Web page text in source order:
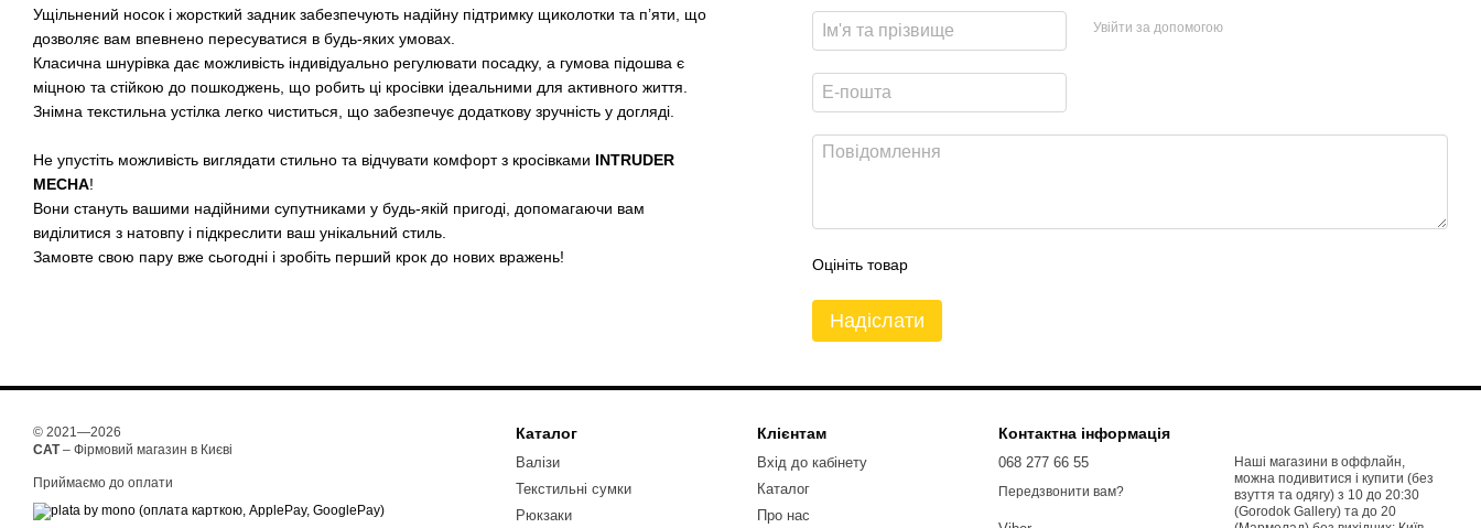
Ущільнений носок і жорсткий задник забезпечують надійну підтримку щиколотки та п’яти, що
дозволяє вам впевнено пересуватися в будь-яких умовах.
Класична шнурівка дає можливість індивідуально регулювати посадку, а гумова підошва є
міцною та стійкою до пошкоджень, що робить ці кросівки ідеальними для активного життя.
Знімна текстильна устілка легко чиститься, що забезпечує додаткову зручність у догляді.
Не упустіть можливість виглядати стильно та відчувати комфорт з кросівками INTRUDER
MECHA!
Вони стануть вашими надійними супутниками у будь-якій пригоді, допомагаючи вам
виділитися з натовпу і підкреслити ваш унікальний стиль.
Замовте свою пару вже сьогодні і зробіть перший крок до нових вражень!
Увійти за допомогою
Оцініть товар
Надіслати
© 2021—2026
CAT– Фірмовий магазин в Києві
Приймаємо до оплати
Каталог
Валізи
Текстильні сумки
Рюкзаки
Клієнтам
Вхід до кабінету
Каталог
Про нас
Контактна інформація
068 277 66 55
Передзвонити вам?
Наші магазини в оффлайн,
можна подивитися і купити (без
взуття та одягу) з 10 до 20:30
(Gorodok Gallery) та до 20